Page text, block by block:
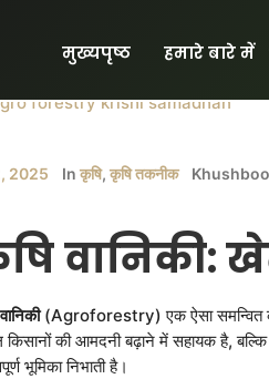
मुख्यपृष्ठ हमारे बारे में
2025 In कृषि, कृषि तकनीक
वानिकी:
वानिकी(Agroforestry) एक ऐसा समन्वित कृषि
की आमदनी बढ़ाने में सहायक है, बल्कि
भूमिका निभाती है।